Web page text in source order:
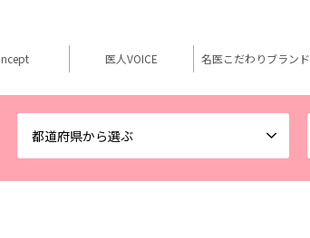
都道府県から選ぶ
医人VOICE 名医こだわりブランド